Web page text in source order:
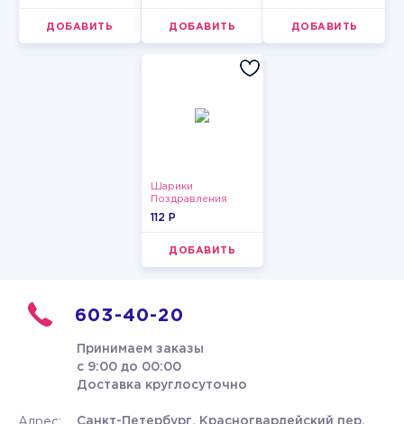
ДОБАВИТЬ ДОБАВИТЬ ДОБАВИТЬ
Шарики
Поздравления
112 P
ДОБАВИТЬ
603-40-20
Принимаем заказы
с 9:00 до 00:00
Доставка круглосуточно
Санкт-Петербург, Красногвардейский пер.